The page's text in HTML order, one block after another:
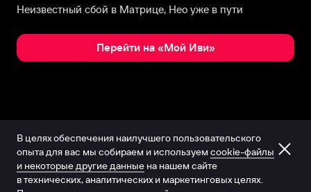
Неизвестный сбой в Матрице, Нео уже в пути
Перейти на «Мой Иви»
В целях обеспечения наилучшего пользовательского
опыта для вас мы собираем и используем cookie-файлы
и некоторые другие данные на нашем сайте
в технических, аналитических и маркетинговых целях.